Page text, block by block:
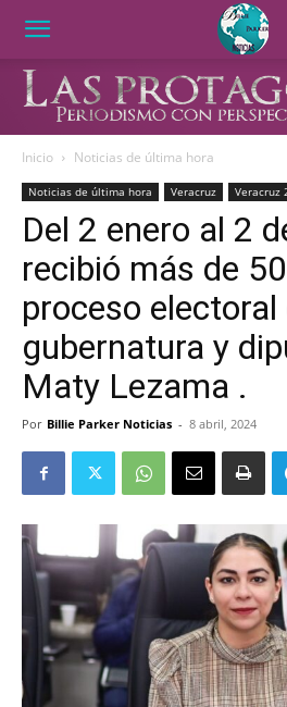
Inicio Noticias de última hora
Noticias de última hora Veracruz Veracruz
Del 2 enero al 2
recibió más de
proceso electoral
gubernatura y
Maty Lezama .
Por Billie Parker Noticias - 8 abril, 2024